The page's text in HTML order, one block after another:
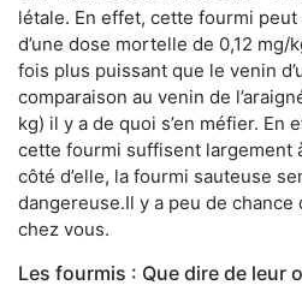
létale. En effet, cette fourmi
d’une dose mortelle de 0,12
fois plus puissant que le venin
comparaison au venin de
kg) il y a de quoi s’en méfier. En
cette fourmi suffisent largement
côté d’elle, la fourmi sauteuse
dangereuse.Il y a peu de
chez vous.
Les fourmis : Que dire de leur